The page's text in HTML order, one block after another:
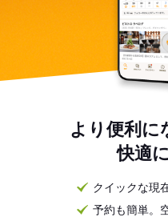
より便利に
快適
クイックな現
予約も簡単。